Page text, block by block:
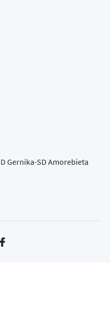
Gernika-SD Amorebieta